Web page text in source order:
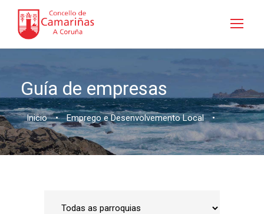
Guía de empresas
Inicio • Emprego e Desenvolvemento Local •